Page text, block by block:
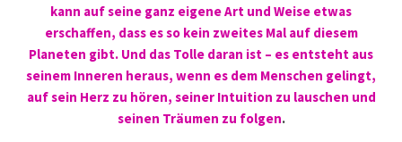
kann auf seine ganz eigene Art und Weise etwas
erschaffen, dass es so kein zweites Mal auf diesem
Planeten gibt. Und das Tolle daran ist – es entsteht aus
seinem Inneren heraus, wenn es dem Menschen gelingt,
auf sein Herz zu hören, seiner Intuition zu lauschen und
seinen Träumen zu folgen.